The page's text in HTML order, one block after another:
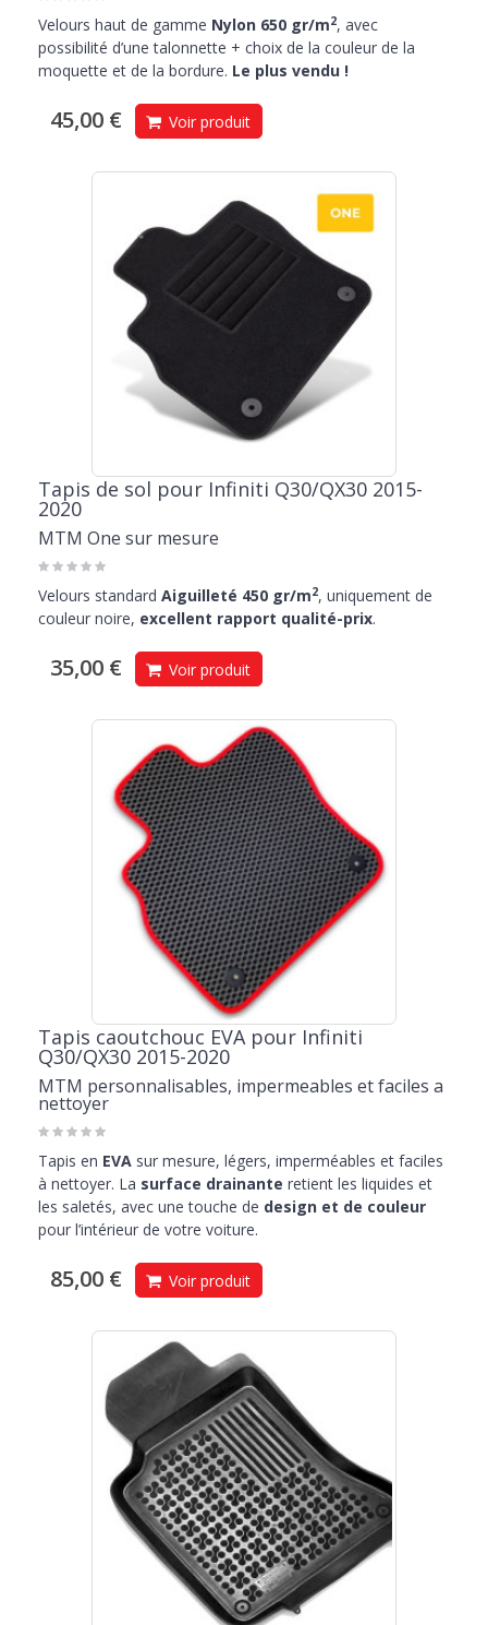
Velours haut de gamme Nylon 650 gr/m2, avec
possibilité d’une talonnette + choix de la couleur de la
moquette et de la bordure. Le plus vendu !
45,00 € Voir produit
Tapis de sol pour Infiniti Q30/QX30 2015-
2020
MTM One sur mesure
Velours standard Aiguilleté 450 gr/m2, uniquement de
couleur noire, excellent rapport qualité-prix.
35,00 € Voir produit
Tapis caoutchouc EVA pour Infiniti
Q30/QX30 2015-2020
MTM personnalisables, impermeables et faciles a
nettoyer
Tapis en EVA sur mesure, légers, imperméables et faciles
à nettoyer. La surface drainante retient les liquides et
les saletés, avec une touche de design et de couleur
pour l’intérieur de votre voiture.
85,00 € Voir produit